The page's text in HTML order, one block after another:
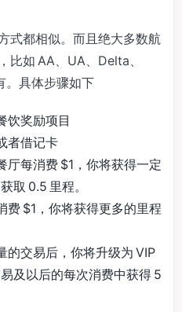
式都相似。而且绝大多数航
比如 AA、UA、Delta、
。具体步骤如下
饮奖励项目
者借记卡
厅每消费 $1，你将获得一定
取 0.5 里程。
费 $1，你将获得更多的里程
的交易后，你将升级为 VIP
及以后的每次消费中获得 5